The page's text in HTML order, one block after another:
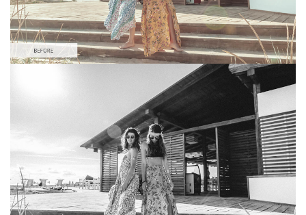
Please select
Black&White Essential
Luxe Wedding
(230 Lr Presets)